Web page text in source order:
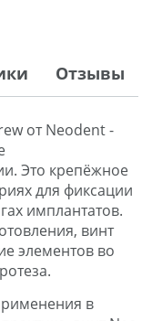
Отзывы
от Neodent -
Это крепёжное
для фиксации
имплантатов.
винт
элементов во
в